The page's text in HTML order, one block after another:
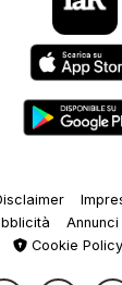
Cookie Policy